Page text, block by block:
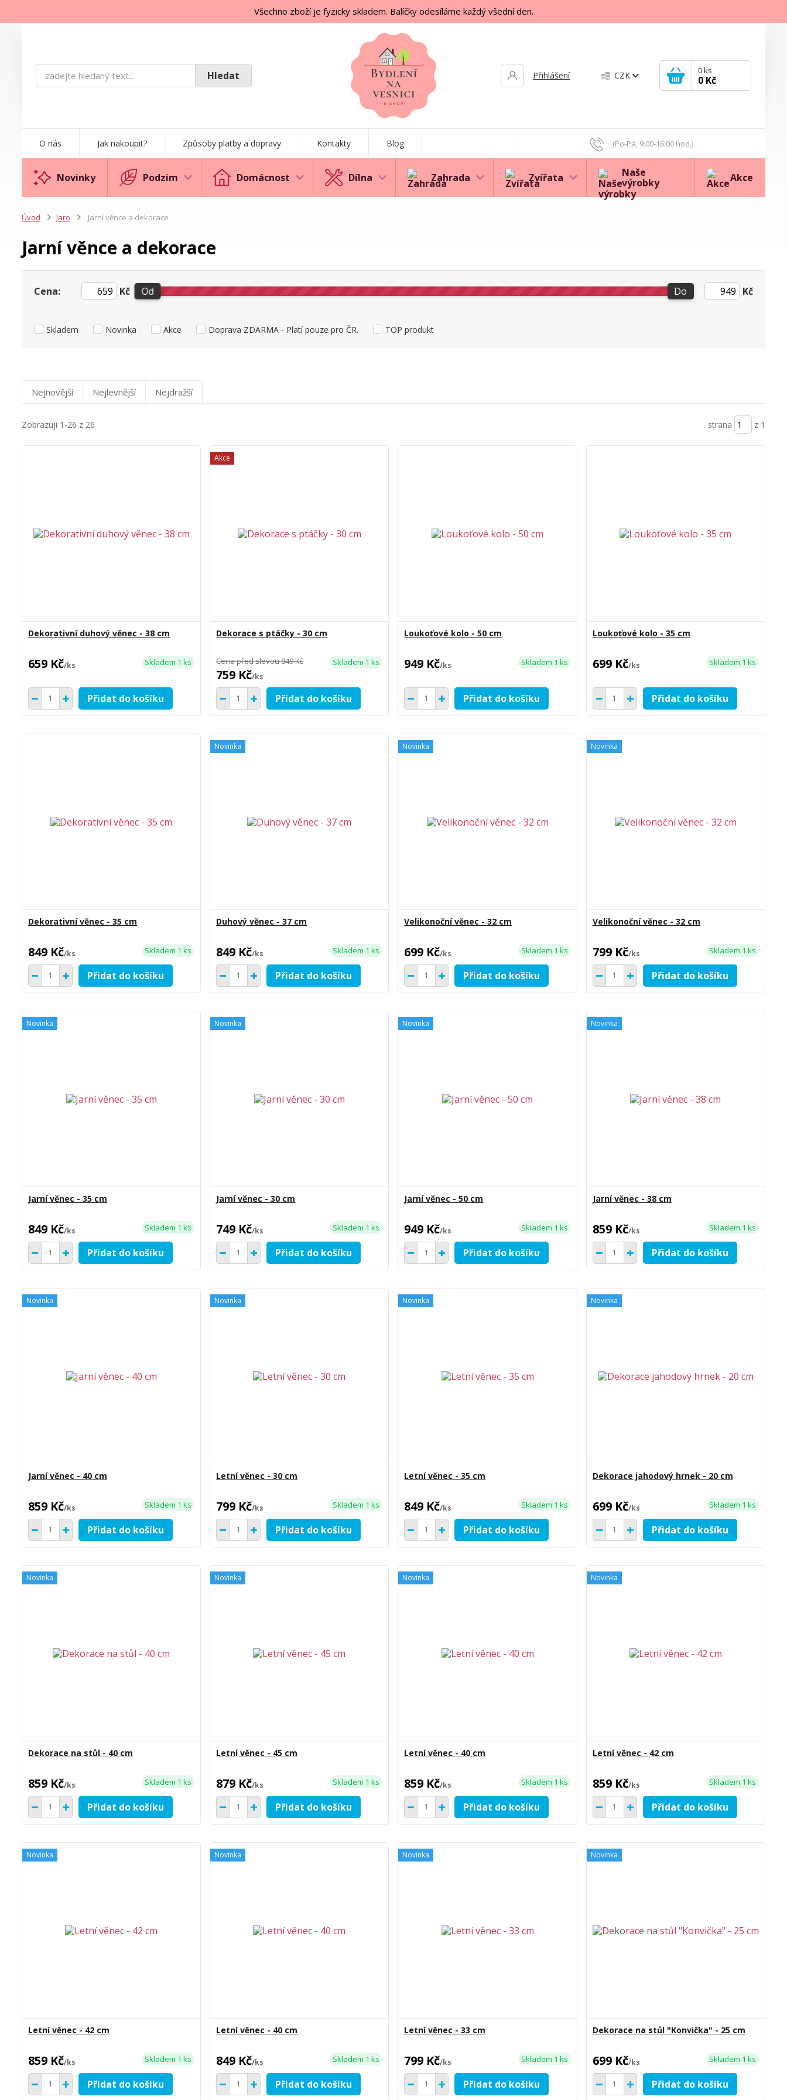
Všechno zboží je fyzicky skladem. Balíčky odesíláme každý všední den.
Hledat CZK
Přihlášení 0ks
0 Kč
O nás Jak nakoupit? Způsoby platby a dopravy Kontakty Blog (Po-Pá, 9:00-16:00 hod.)
Novinky Podzim Domácnost Dílna Zahrada Zvířata
Naše
výrobky
Akce
Úvod Jaro Jarní věnce a dekorace
Jarní věnce a dekorace
Cena: Kč Od Do Kč
Skladem Novinka Akce Doprava ZDARMA - Platí pouze pro ČR. TOP produkt
Nejnovější Nejlevnější Nejdražší
Zobrazuji 1-26 z 26 strana z 1
Dekorativní duhový věnec - 38 cm
659 Kč/ks Skladem 1 ks
Přidat do košíku
Akce
Dekorace s ptáčky - 30 cm
Cena před slevou849 Kč
759 Kč/ks
Skladem 1 ks
Přidat do košíku
Loukoťové kolo - 50 cm
949 Kč/ks Skladem 1 ks
Přidat do košíku
Loukoťové kolo - 35 cm
699 Kč/ks Skladem 1 ks
Přidat do košíku
Dekorativní věnec - 35 cm
849 Kč/ks Skladem 1 ks
Přidat do košíku
Novinka
Duhový věnec - 37 cm
849 Kč/ks Skladem 1 ks
Přidat do košíku
Novinka
Velikonoční věnec - 32 cm
699 Kč/ks Skladem 1 ks
Přidat do košíku
Novinka
Velikonoční věnec - 32 cm
799 Kč/ks Skladem 1 ks
Přidat do košíku
Novinka
Jarní věnec - 35 cm
849 Kč/ks Skladem 1 ks
Přidat do košíku
Novinka
Jarní věnec - 30 cm
749 Kč/ks Skladem 1 ks
Přidat do košíku
Novinka
Jarní věnec - 50 cm
949 Kč/ks Skladem 1 ks
Přidat do košíku
Novinka
Jarní věnec - 38 cm
859 Kč/ks Skladem 1 ks
Přidat do košíku
Novinka
Jarní věnec - 40 cm
859 Kč/ks Skladem 1 ks
Přidat do košíku
Novinka
Letní věnec - 30 cm
799 Kč/ks Skladem 1 ks
Přidat do košíku
Novinka
Letní věnec - 35 cm
849 Kč/ks Skladem 1 ks
Přidat do košíku
Novinka
Dekorace jahodový hrnek - 20 cm
699 Kč/ks Skladem 1 ks
Přidat do košíku
Novinka
Dekorace na stůl - 40 cm
859 Kč/ks Skladem 1 ks
Přidat do košíku
Novinka
Letní věnec - 45 cm
879 Kč/ks Skladem 1 ks
Přidat do košíku
Novinka
Letní věnec - 40 cm
859 Kč/ks Skladem 1 ks
Přidat do košíku
Novinka
Letní věnec - 42 cm
859 Kč/ks Skladem 1 ks
Přidat do košíku
Novinka
Letní věnec - 42 cm
859 Kč/ks Skladem 1 ks
Přidat do košíku
Novinka
Letní věnec - 40 cm
849 Kč/ks Skladem 1 ks
Přidat do košíku
Novinka
Letní věnec - 33 cm
799 Kč/ks Skladem 1 ks
Přidat do košíku
Novinka
Dekorace na stůl "Konvička" - 25 cm
699 Kč/ks Skladem 1 ks
Přidat do košíku